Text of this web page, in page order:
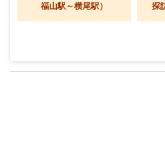
福山駅～横尾駅） 探